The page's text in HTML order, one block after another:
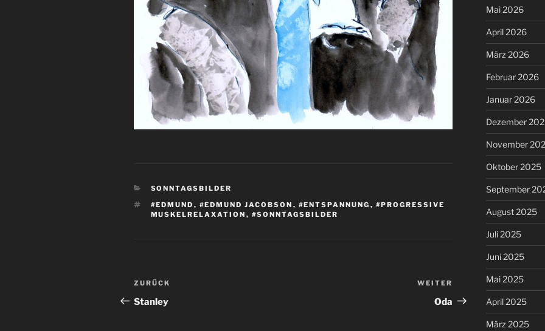
KATEGORIEN
SONNTAGSBILDER
SCHLAGWÖRTER
#EDMUND , #EDMUND JACOBSON , #ENTSPANNUNG , #PROGRESSIVE
MUSKELRELAXATION , #SONNTAGSBILDER
Beitragsnavigation
Vorheriger
Beitrag
ZURÜCK
Stanley
Nächster
Beitrag
WEITER
Oda
Mai 2026
April 2026
März 2026
Februar 2026
Januar 2026
Dezember
November
Oktober 2025
September
August 2025
Juli 2025
Juni 2025
Mai 2025
April 2025
März 2025